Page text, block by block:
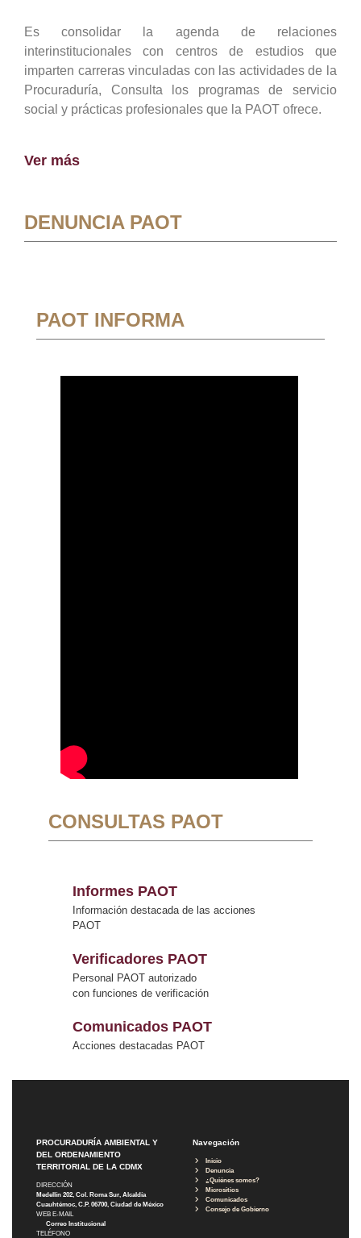
Es consolidar la agenda de relaciones
interinstitucionales con centros de estudios que
imparten carreras vinculadas con las actividades de la
Procuraduría, Consulta los programas de servicio
social y prácticas profesionales que la PAOT ofrece.
Ver más
DENUNCIA PAOT
PAOT INFORMA
CONSULTAS PAOT
Informes PAOT
Información destacada de las acciones
PAOT
Verificadores PAOT
Personal PAOT autorizado
con funciones de verificación
Comunicados PAOT
Acciones destacadas PAOT
PROCURADURÍA AMBIENTAL Y
DEL ORDENAMIENTO
TERRITORIAL DE LA CDMX
DIRECCIÓN
Medellín 202, Col. Roma Sur, Alcaldía
Cuauhtémoc, C.P. 06700, Ciudad de México
WEB E-MAIL
Correo Institucional
TELÉFONO
Navegación
Inicio
Denuncia
¿Quiénes somos?
Micrositios
Comunicados
Consejo de Gobierno